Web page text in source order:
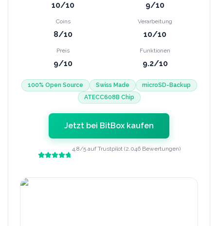
10/10 9/10
Coins
8/10
Verarbeitung
10/10
Preis
9/10
Funktionen
9.2/10
100% Open Source Swiss Made
microSD-Backup
ATECC608B Chip
Jetzt bei BitBox kaufen
4,8/5 auf Trustpilot (2.046 Bewertungen)